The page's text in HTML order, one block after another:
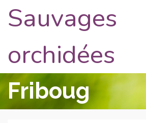
Sauvages
orchidées
Friboug